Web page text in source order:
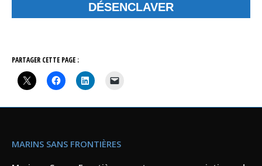
DÉSENCLAVER
PARTAGER CETTE PAGE :
MARINS SANS FRONTIÈRES